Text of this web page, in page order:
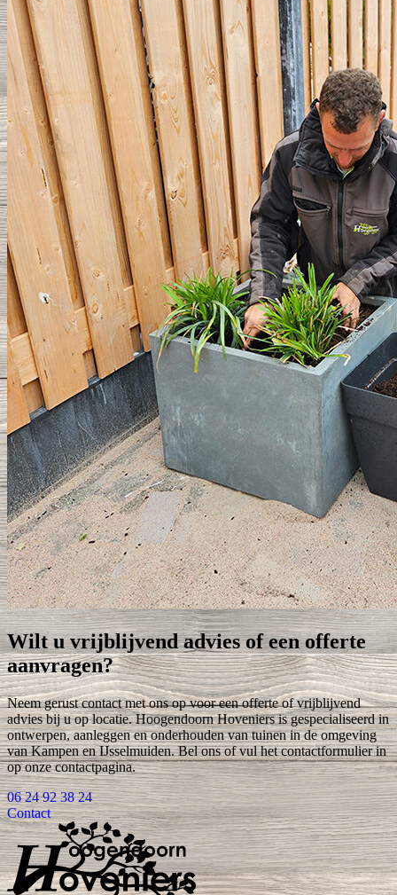
Wilt u vrijblijvend advies of een offerte
aanvragen?
Neem gerust contact met ons op voor een offerte of vrijblijvend
advies bij u op locatie. Hoogendoorn Hoveniers is gespecialiseerd in
ontwerpen, aanleggen en onderhouden van tuinen in de omgeving
van Kampen en IJsselmuiden. Bel ons of vul het contactformulier in
op onze contactpagina.
06 24 92 38 24
Contact